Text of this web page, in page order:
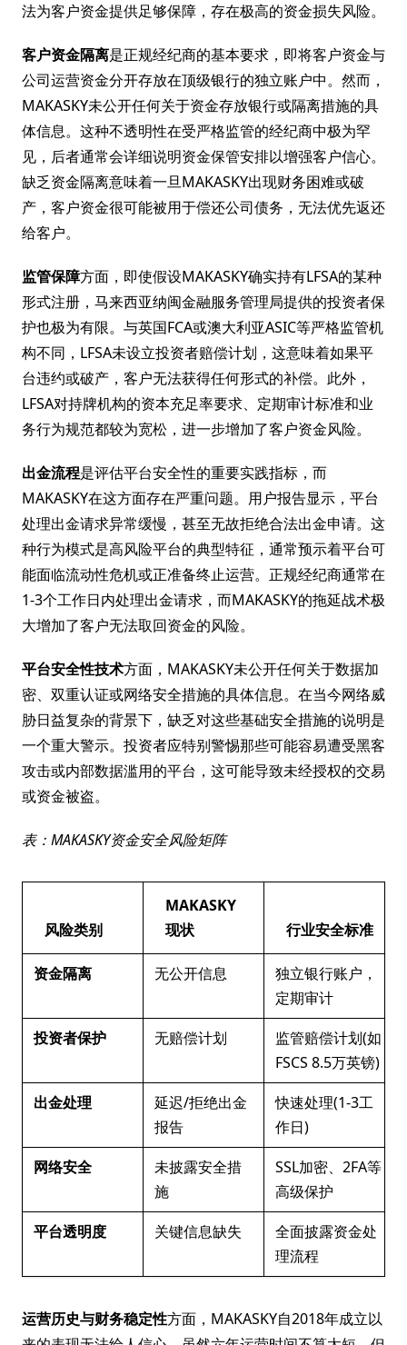
法为客户资金提供足够保障，存在极高的资金损失风险。
客户资金隔离是正规经纪商的基本要求，即将客户资金与
公司运营资金分开存放在顶级银行的独立账户中。然而，
MAKASKY未公开任何关于资金存放银行或隔离措施的具
体信息。这种不透明性在受严格监管的经纪商中极为罕
见，后者通常会详细说明资金保管安排以增强客户信心。
缺乏资金隔离意味着一旦MAKASKY出现财务困难或破
产，客户资金很可能被用于偿还公司债务，无法优先返还
给客户。
监管保障方面，即使假设MAKASKY确实持有LFSA的某种
形式注册，马来西亚纳闽金融服务管理局提供的投资者保
护也极为有限。与英国FCA或澳大利亚ASIC等严格监管机
构不同，LFSA未设立投资者赔偿计划，这意味着如果平
台违约或破产，客户无法获得任何形式的补偿。此外，
LFSA对持牌机构的资本充足率要求、定期审计标准和业
务行为规范都较为宽松，进一步增加了客户资金风险。
出金流程是评估平台安全性的重要实践指标，而
MAKASKY在这方面存在严重问题。用户报告显示，平台
处理出金请求异常缓慢，甚至无故拒绝合法出金申请。这
种行为模式是高风险平台的典型特征，通常预示着平台可
能面临流动性危机或正准备终止运营。正规经纪商通常在
1-3个工作日内处理出金请求，而MAKASKY的拖延战术极
大增加了客户无法取回资金的风险。
平台安全性技术方面，MAKASKY未公开任何关于数据加
密、双重认证或网络安全措施的具体信息。在当今网络威
胁日益复杂的背景下，缺乏对这些基础安全措施的说明是
一个重大警示。投资者应特别警惕那些可能容易遭受黑客
攻击或内部数据滥用的平台，这可能导致未经授权的交易
或资金被盗。
表：MAKASKY资金安全风险矩阵
风险类别
MAKASKY
现状
行业安全标准
资金隔离 无公开信息
独立银行账户，
定期审计
投资者保护
无赔偿计划
监管赔偿计划(如
FSCS 8.5万英镑)
出金处理
延迟/拒绝出金
报告
快速处理(1-3工
作日)
网络安全
未披露安全措
施
SSL加密、2FA等
高级保护
平台透明度
关键信息缺失
全面披露资金处
理流程
运营历史与财务稳定性方面，MAKASKY自2018年成立以